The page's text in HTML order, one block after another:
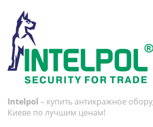
Intelpol – купить антикражное
Киеве по лучшим ценам!